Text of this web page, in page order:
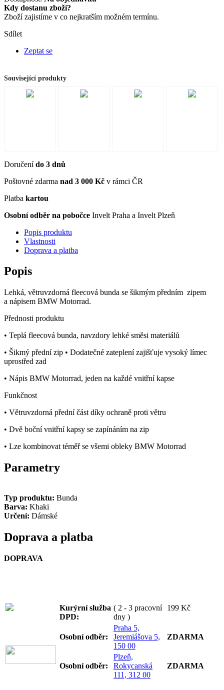
Kdy dostanu zboží?
Zboží zajistíme v co nejkratším možném termínu.
Sdílet
Zeptat se
Související produkty
Doručenído 3 dnů
Poštovné zdarma nad 3 000 Kč v rámci ČR
Platba kartou
Osobní odběr na pobočce Invelt Praha a Invelt Plzeň
Popis produktu
Vlastnosti
Doprava a platba
Popis
Lehká, větruvzdorná fleecová bunda se šikmým předním zipem
a nápisem BMW Motorrad.
Přednosti produktu
• Teplá fleecová bunda, navzdory lehké směsi materiálů
• Šikmý přední zip • Dodatečné zateplení zajišťuje vysoký límec
uprostřed zad
• Nápis BMW Motorrad, jeden na každé vnitřní kapse
Funkčnost
• Větruvzdorná přední část díky ochraně proti větru
• Dvě boční vnitřní kapsy se zapínáním na zip
• Lze kombinovat téměř se všemi obleky BMW Motorrad
Parametry
Typ produktu: Bunda
Barva: Khaki
Určení: Dámské
Doprava a platba
DOPRAVA
Kurýrní služba
DPD:
( 2 - 3 pracovní
dny )
199 Kč
Osobní odběr:
Praha 5,
Jeremiášova 5,
150 00
ZDARMA
Osobní odběr:
Plzeň,
Rokycanská
111, 312 00
ZDARMA